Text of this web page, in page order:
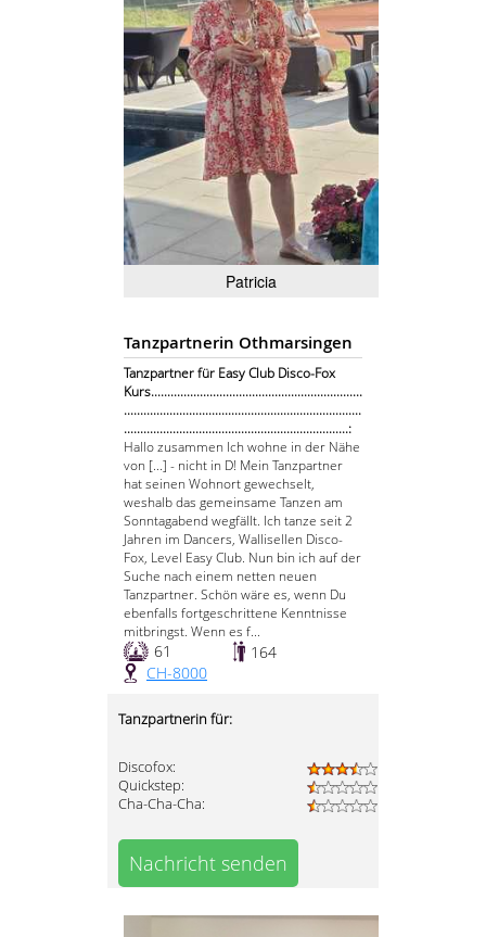
Patricia
Tanzpartnerin Othmarsingen
Tanzpartner für Easy Club Disco-Fox
Kurs.................................................................
.........................................................................
.....................................................................:
Hallo zusammen Ich wohne in der Nähe
von [...] - nicht in D! Mein Tanzpartner
hat seinen Wohnort gewechselt,
weshalb das gemeinsame Tanzen am
Sonntagabend wegfällt. Ich tanze seit 2
Jahren im Dancers, Wallisellen Disco-
Fox, Level Easy Club. Nun bin ich auf der
Suche nach einem netten neuen
Tanzpartner. Schön wäre es, wenn Du
ebenfalls fortgeschrittene Kenntnisse
mitbringst. Wenn es f...
61
164
CH-8000
Tanzpartnerin für:
Discofox:
Quickstep:
Cha-Cha-Cha:
Nachricht senden